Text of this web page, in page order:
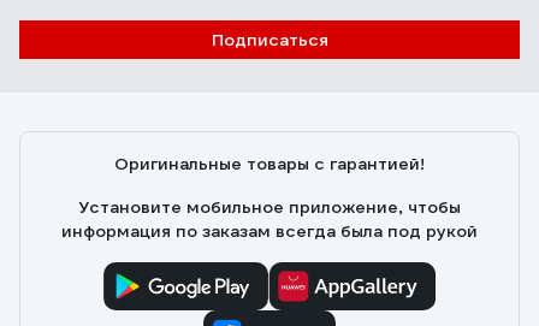
Подписаться
Оригинальные товары с гарантией!
Установите мобильное приложение, чтобы
информация по заказам всегда была под рукой